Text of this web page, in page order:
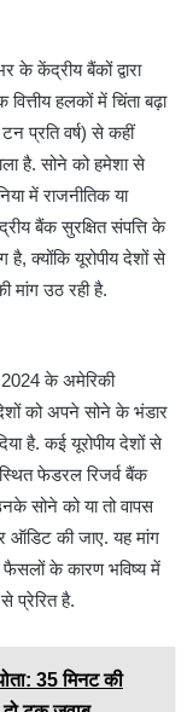
के केंद्रीय बैंकों द्वारा
हलकों में चिंता बढ़ा
प्रति वर्ष) से कहीं
है. सोने को हमेशा से
में राजनीतिक या
बैंक सुरक्षित संपत्ति के
क्योंकि यूरोपीय देशों से
मांग उठ रही है.
2024 के अमेरिकी
देशों को अपने सोने के भंडार
है. कई यूरोपीय देशों से
फेडरल रिजर्व बैंक
सोने को या तो वापस
ऑडिट की जाए. यह मांग
फैसलों के कारण भविष्य में
प्रेरित है.
35 मिनट की